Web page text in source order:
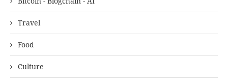
Travel
Food
Culture